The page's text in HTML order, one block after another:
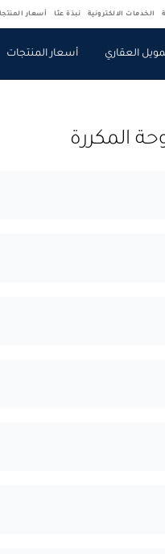
الخدمات الالكترونية نبذة عنّا أسعار
العقاري أسعار المنتجات
المكررة